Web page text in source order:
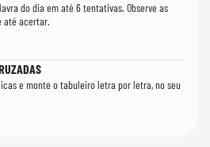
do dia em até 6 tentativas. Observe as
até acertar.
e monte o tabuleiro letra por letra, no seu